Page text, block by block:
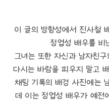
이 글의 방향성에서 진사철
정업성 배우를 비
그녀는 또한 자신과 남자친
다시는 바람을 피우지 말고
채팅 기록의 배경 사진에는
데 이는 정업성 배우가 예전